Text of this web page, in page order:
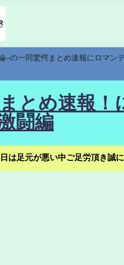
の一同驚愕まとめ速報にロマン
とめ速報！
闘編
足元が悪い中ご足労頂き誠に